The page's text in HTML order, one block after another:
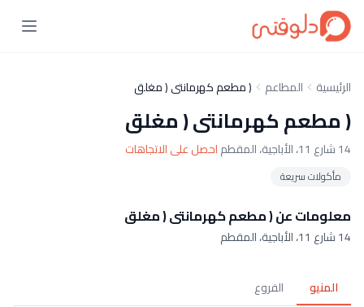
الرئيسية المطاعم ( مطعم كهرمانتى ( مغلق
( مطعم كهرمانتى ( مغلق
14 شارع 11، الأباجية، المقطم احصل على الاتجاهات
مأكولات سريعة
معلومات عن ( مطعم كهرمانتى ( مغلق
14 شارع 11، الأباجية، المقطم
المنيو الفروع